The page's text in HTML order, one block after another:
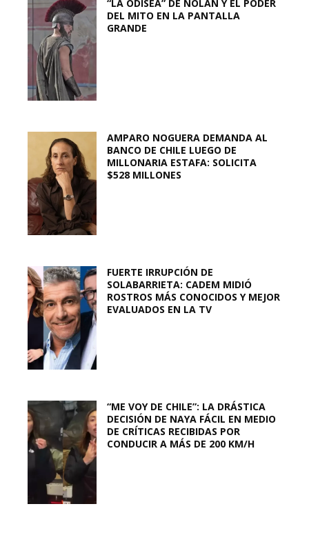
“LA ODISEA” DE NOLAN Y EL PODER
DEL MITO EN LA PANTALLA
GRANDE
AMPARO NOGUERA DEMANDA AL
BANCO DE CHILE LUEGO DE
MILLONARIA ESTAFA: SOLICITA
$528 MILLONES
FUERTE IRRUPCIÓN DE
SOLABARRIETA: CADEM MIDIÓ
ROSTROS MÁS CONOCIDOS Y MEJOR
EVALUADOS EN LA TV
“ME VOY DE CHILE”: LA DRÁSTICA
DECISIÓN DE NAYA FÁCIL EN MEDIO
DE CRÍTICAS RECIBIDAS POR
CONDUCIR A MÁS DE 200 KM/H